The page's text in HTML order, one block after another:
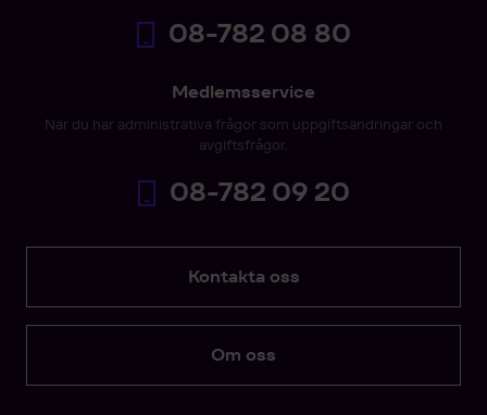
08-782 08 80
Medlemsservice
När du har administrativa frågor som uppgiftsändringar och
avgiftsfrågor.
08-782 09 20
Kontakta oss
Om oss